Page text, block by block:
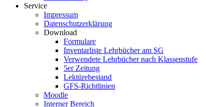
Service
Impressum
Datenschutzerklärung
Download
Formulare
Inventarliste Lehrbücher am SG
Verwendete Lehrbücher nach Klassenstufe
5er Zeitung
Lektürebestand
GFS-Richtlinien
Moodle
Interner Bereich